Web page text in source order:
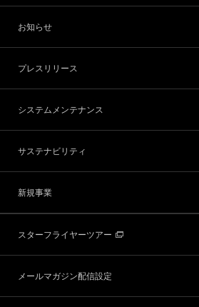
お知らせ
プレスリリース
システムメンテナンス
サステナビリティ
新規事業
スターフライヤーツアー
メールマガジン配信設定